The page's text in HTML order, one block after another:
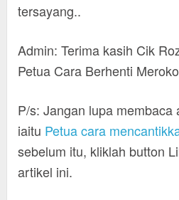
tersayang..
Admin: Terima kasih Cik
Petua Cara Berhenti
P/s: Jangan lupa membaca
iaitu Petua cara
sebelum itu, kliklah button
artikel ini.